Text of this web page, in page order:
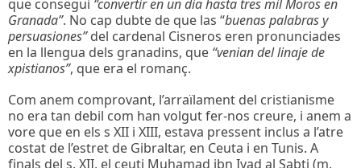
que consegui “convertir en un dia hasta tres mil Moros en
Granada”. No cap dubte de que las “buenas palabras y
persuasiones”del cardenal Cisneros eren pronunciades
en la llengua dels granadins, que “venian del linaje de
xpistianos”, que era el romanç.
Com anem comprovant, l’arraïlament del cristianisme
no era tan debil com han volgut fer-nos creure, i anem a
vore que en els s XII i XIII, estava pressent inclus a l’atre
costat de l’estret de Gibraltar, en Ceuta i en Tunis. A
finals del s. XII, el ceuti Muhamad ibn Iyad al Sabti (m.